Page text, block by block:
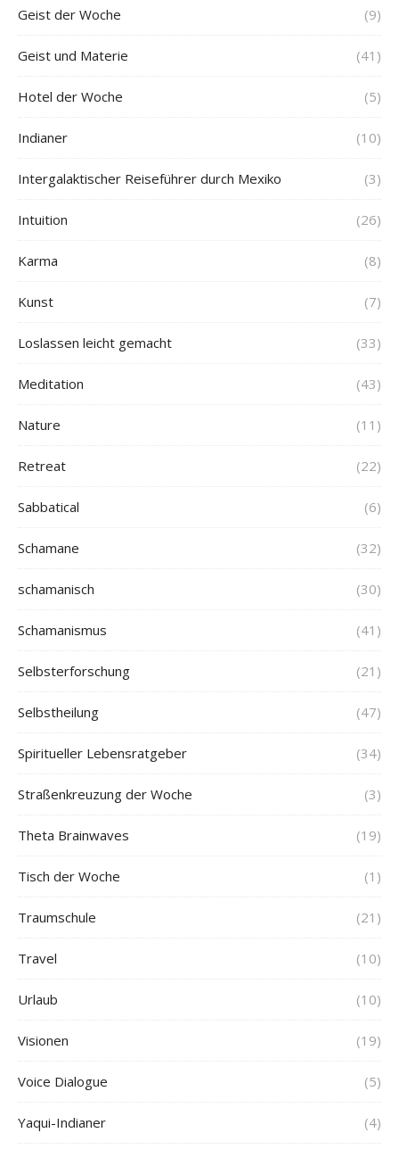
Geist der Woche (9)
Geist und Materie (41)
Hotel der Woche (5)
Indianer (10)
Intergalaktischer Reiseführer durch Mexiko (3)
Intuition (26)
Karma (8)
Kunst (7)
Loslassen leicht gemacht (33)
Meditation (43)
Nature (11)
Retreat (22)
Sabbatical (6)
Schamane (32)
schamanisch (30)
Schamanismus (41)
Selbsterforschung (21)
Selbstheilung (47)
Spiritueller Lebensratgeber (34)
Straßenkreuzung der Woche (3)
Theta Brainwaves (19)
Tisch der Woche (1)
Traumschule (21)
Travel (10)
Urlaub (10)
Visionen (19)
Voice Dialogue (5)
Yaqui-Indianer (4)